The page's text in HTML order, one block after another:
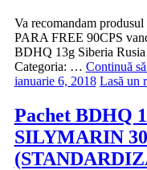
Va recomandam
PARA FREE 90CPS
BDHQ 13g Siberia
Categoria: … Continuă
ianuarie 6, 2018 Lasă un
Pachet BDHQ
SILYMARIN